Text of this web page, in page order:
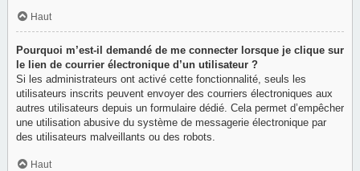
Haut
Pourquoi m’est-il demandé de me connecter lorsque je clique sur
le lien de courrier électronique d’un utilisateur ?
Si les administrateurs ont activé cette fonctionnalité, seuls les
utilisateurs inscrits peuvent envoyer des courriers électroniques aux
autres utilisateurs depuis un formulaire dédié. Cela permet d’empêcher
une utilisation abusive du système de messagerie électronique par
des utilisateurs malveillants ou des robots.
Haut